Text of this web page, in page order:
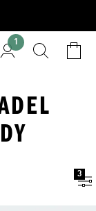
1
3